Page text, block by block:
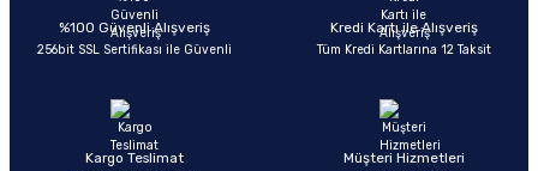
Ürün bilgilerinde hatalar bulunuyor.
Ürün fiyatı diğer sitelerden daha pahalı.
%100 Güvenli Alışveriş
256bit SSL Sertifikası ile Güvenli
Kredi Kartı ile Alışveriş
Tüm Kredi Kartlarına 12 Taksit
Kargo Teslimat Müşteri Hizmetleri